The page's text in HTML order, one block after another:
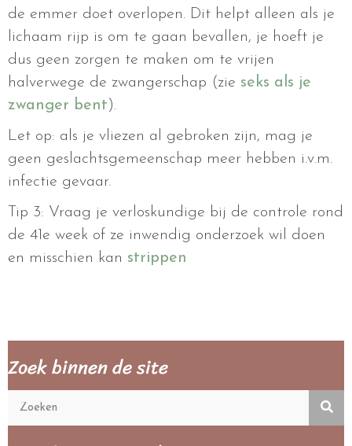
de emmer doet overlopen. Dit helpt alleen als je
lichaam rijp is om te gaan bevallen, je hoeft je
dus geen zorgen te maken om te vrijen
halverwege de zwangerschap (zie seks als je
zwanger bent ).
Let op: als je vliezen al gebroken zijn, mag je
geen geslachtsgemeenschap meer hebben i.v.m.
infectie gevaar.
Tip 3: Vraag je verloskundige bij de controle rond
de 41e week of ze inwendig onderzoek wil doen
en misschien kan strippen
Zoek binnen de site